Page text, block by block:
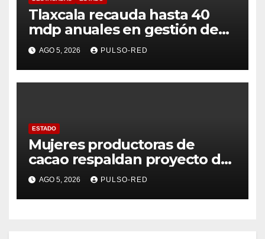
Tlaxcala recauda hasta 40
mdp anuales en gestión de
residuos: PAA
AGO 5, 2026 PULSO-RED
ESTADO
Mujeres productoras de
cacao respaldan proyecto de
Alfonso Sánchez García
rumbo a la Coordinación
Estatal de Morena
AGO 5, 2026 PULSO-RED